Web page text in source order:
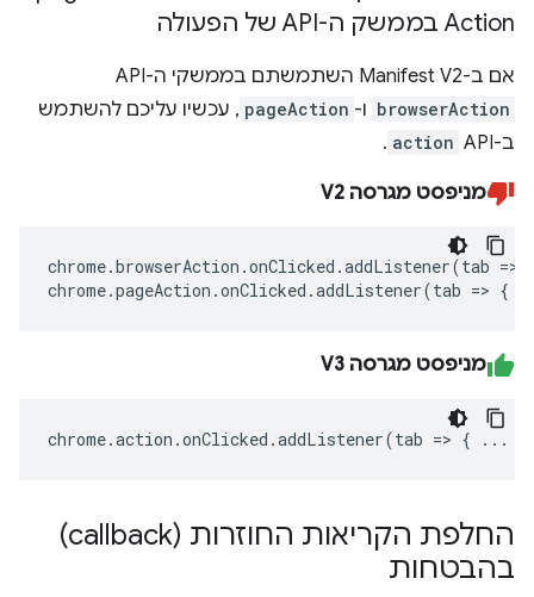
Action בממשק ה-API של הפעולה
אם ב-Manifest V2 השתמשתם בממשקי ה-API
browserAction ו- pageAction , עכשיו עליכם להשתמש
ב-API
action
.
מניפסט מגרסה V2
chrome.browserAction .onClicked .addListener(tab =>
chrome.pageAction .onClicked .addListener(tab => {
מניפסט מגרסה V3
chrome.action .onClicked .addListener(tab => { ...
החלפת הקריאות החוזרות (callback)
בהבטחות